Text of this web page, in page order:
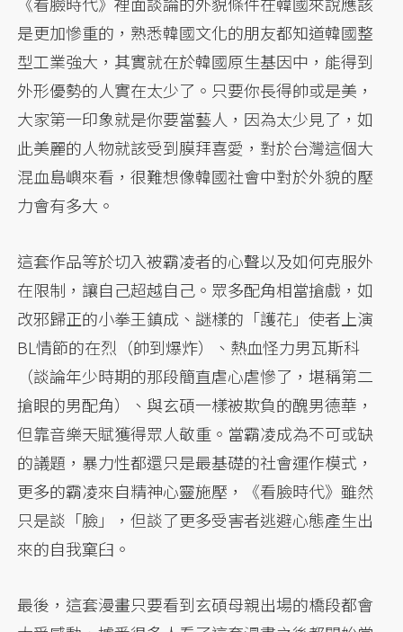
是更加慘重的，熟悉韓國文化的朋友都知道韓國整
型工業強大，其實就在於韓國原生基因中，能得到
外形優勢的人實在太少了。只要你長得帥或是美，
大家第一印象就是你要當藝人，因為太少見了，如
此美麗的人物就該受到膜拜喜愛，對於台灣這個大
混血島嶼來看，很難想像韓國社會中對於外貌的壓
力會有多大。
這套作品等於切入被霸凌者的心聲以及如何克服外
在限制，讓自己超越自己。眾多配角相當搶戲，如
改邪歸正的小拳王鎮成、謎樣的「護花」使者上演
BL情節的在烈（帥到爆炸）、熱血怪力男瓦斯科
（談論年少時期的那段簡直虐心虐慘了，堪稱第二
搶眼的男配角）、與玄碩一樣被欺負的醜男德華，
但靠音樂天賦獲得眾人敬重。當霸凌成為不可或缺
的議題，暴力性都還只是最基礎的社會運作模式，
更多的霸凌來自精神心靈施壓，《看臉時代》雖然
只是談「臉」，但談了更多受害者逃避心態產生出
來的自我窠臼。
最後，這套漫畫只要看到玄碩母親出場的橋段都會